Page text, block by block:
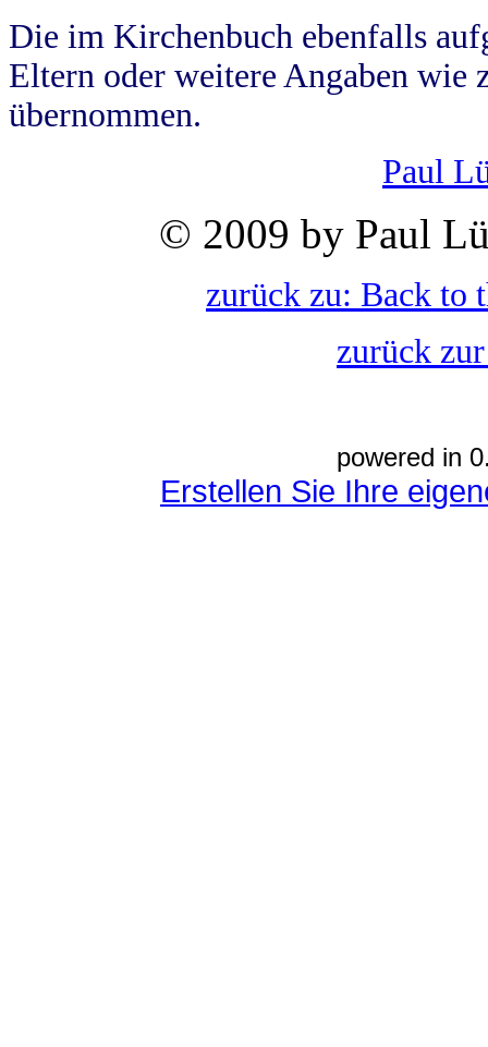
Die im Kirchenbuch ebenfalls
Eltern oder weitere Angaben wie
übernommen.
Paul
© 2009 by Paul
zurück zu: Back to
zurück
powered in
Erstellen Sie Ihre